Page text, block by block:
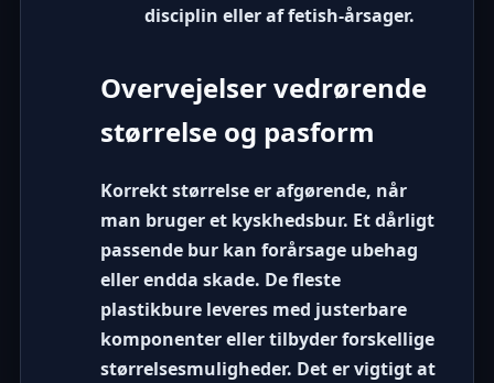
disciplin eller af fetish-årsager.
Overvejelser vedrørende
størrelse og pasform
Korrekt størrelse er afgørende, når
man bruger et kyskhedsbur. Et dårligt
passende bur kan forårsage ubehag
eller endda skade. De fleste
plastikbure leveres med justerbare
komponenter eller tilbyder forskellige
størrelsesmuligheder. Det er vigtigt at